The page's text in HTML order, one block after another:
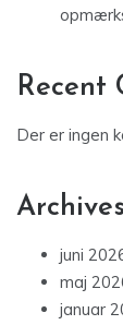
Recent
Der er ingen
Archives
juni
maj
januar